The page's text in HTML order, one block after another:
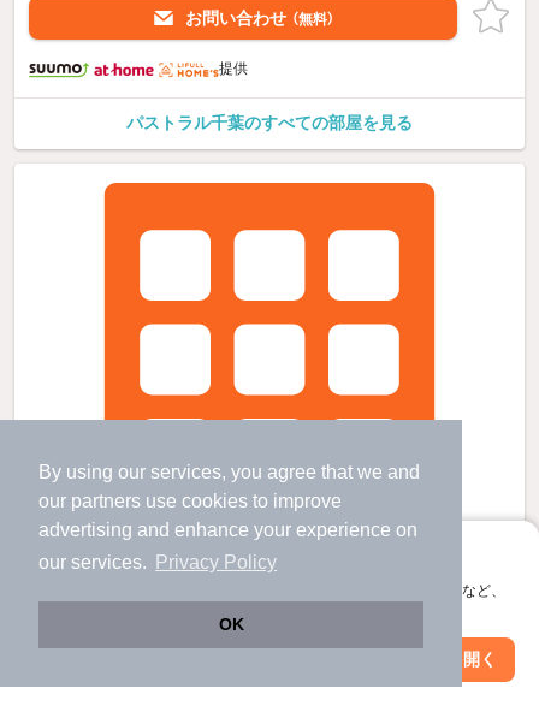
By using our services, you agree that we and
our partners use cookies to improve
advertising and enhance your experience on
our services.
Privacy Policy
OK
アプリに切り替えて、サクサクお部屋探し
会員登録なしですぐ使える。マップ検索やお気に入り保存など、
アプリを開く
お問い合わせ （無料）
提供
パストラル千葉のすべての部屋を見る
絞り込み条件を変更